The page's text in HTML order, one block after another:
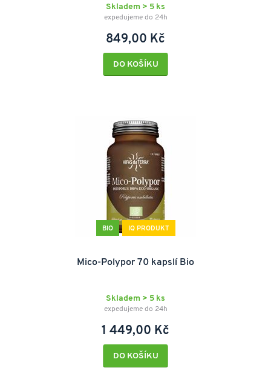
Skladem > 5 ks
expedujeme do 24h
849,00 Kč
DO KOŠÍKU
BIO IQ PRODUKT
Mico-Polypor 70 kapslí Bio
Skladem > 5 ks
expedujeme do 24h
1 449,00 Kč
DO KOŠÍKU